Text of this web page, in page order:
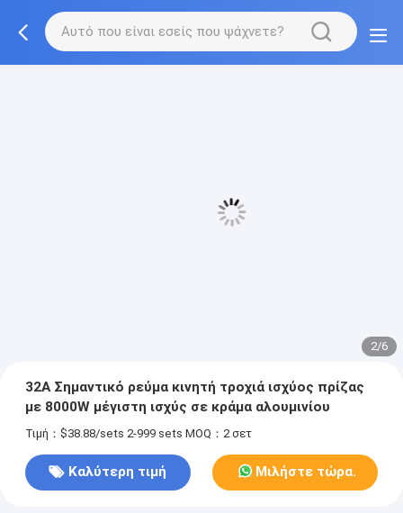
3/6
32A Σημαντικό ρεύμα κινητή τροχιά ισχύος πρίζας
με 8000W μέγιστη ισχύς σε κράμα αλουμινίου
Τιμή：$38.88/sets 2-999 sets MOQ：2 σετ
Καλύτερη τιμή Μιλήστε τώρα.